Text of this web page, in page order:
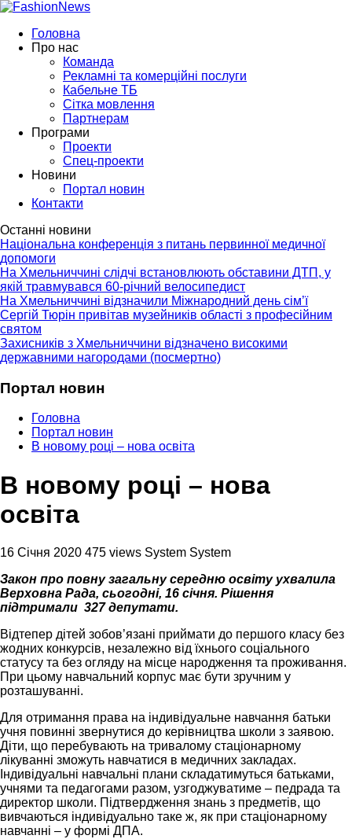
Головна
Про нас
Команда
Рекламні та комерційні послуги
Кабельне ТБ
Сітка мовлення
Партнерам
Програми
Проекти
Спец-проекти
Новини
Портал новин
Контакти
Останні новини
Національна конференція з питань первинної медичної
допомоги
На Хмельниччині слідчі встановлюють обставини ДТП, у
якій травмувався 60-річний велосипедист
На Хмельниччині відзначили Міжнародний день сім’ї
Сергій Тюрін привітав музейників області з професійним
святом
Захисників з Хмельниччини відзначено високими
державними нагородами (посмертно)
Портал новин
Головна
Портал новин
В новому році – нова освіта
В новому році – нова
освіта
16 Січня 2020 475 views System System
Закон про повну загальну середню освіту ухвалила
Верховна Рада, сьогодні, 16 січня. Рішення
підтримали 327 депутати.
Відтепер дітей зобов’язані приймати до першого класу без
жодних конкурсів, незалежно від їхнього соціального
статусу та без огляду на місце народження та проживання.
При цьому навчальний корпус має бути зручним у
розташуванні.
Для отримання права на індивідуальне навчання батьки
учня повинні звернутися до керівництва школи з заявою.
Діти, що перебувають на тривалому стаціонарному
лікуванні зможуть навчатися в медичних закладах.
Індивідуальні навчальні плани складатимуться батьками,
учнями та педагогами разом, узгоджуватиме – педрада та
директор школи. Підтвердження знань з предметів, що
вивчаються індивідуально таке ж, як при стаціонарному
навчанні – у формі ДПА.